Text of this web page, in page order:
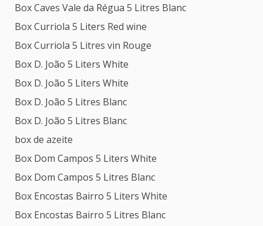
Box Caves Vale da Régua 5 Litres Blanc
Box Curriola 5 Liters Red wine
Box Curriola 5 Litres vin Rouge
Box D. João 5 Liters White
Box D. João 5 Liters White
Box D. João 5 Litres Blanc
Box D. João 5 Litres Blanc
box de azeite
Box Dom Campos 5 Liters White
Box Dom Campos 5 Litres Blanc
Box Encostas Bairro 5 Liters White
Box Encostas Bairro 5 Litres Blanc